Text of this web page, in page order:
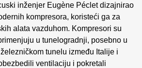
inženjer Eugène Péclet dizajnirao
kompresora, koristeći ga za
alata vazduhom. Kompresori su
u tunelogradnji, posebno u
tunelu između Italije i
ventilaciju i pokretali